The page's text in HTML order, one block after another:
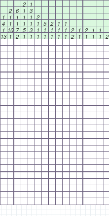
2
1
2 6 1 3
1 1 1 1 1 2
4 1 1 1 1 1 5 2 1
1
1 10 7 5 3 1 1 1 1 1 2 1 2 1
1
13 1 2 1 1 1 1 1 1 1 2 1 1 1 1 2